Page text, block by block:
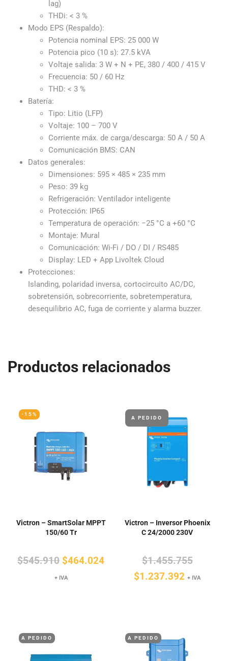
lag)
THDi: < 3 %
Modo EPS (Respaldo):
Potencia nominal EPS: 25 000 W
Potencia pico (10 s): 27.5 kVA
Voltaje salida: 3 W + N + PE, 380 / 400 / 415 V
Frecuencia: 50 / 60 Hz
THD: < 3 %
Batería:
Tipo: Litio (LFP)
Voltaje: 100 – 700 V
Corriente máx. de carga/descarga: 50 A / 50 A
Comunicación BMS: CAN
Datos generales:
Dimensiones: 595 × 485 × 235 mm
Peso: 39 kg
Refrigeración: Ventilador inteligente
Protección: IP65
Temperatura de operación: −25 °C a +60 °C
Montaje: Mural
Comunicación: Wi-Fi / DO / DI / RS485
Display: LED + App Livoltek Cloud
Protecciones:
Islanding, polaridad inversa, cortocircuito AC/DC,
sobretensión, sobrecorriente, sobretemperatura,
desequilibrio AC, fuga de corriente y alarma buzzer.
Productos relacionados
-15%
Victron – SmartSolar MPPT
150/60 Tr
$545.910 El
precio
$464.024El
+ IVA
A PEDIDO
Victron – Inversor Phoenix
C 24/2000 230V
$1.455.755El
precio
$1.237.392 El
+ IVA
A PEDIDO A PEDIDO